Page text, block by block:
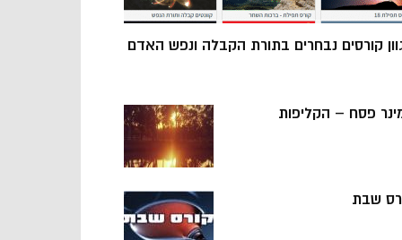
קורסים נבחרים בתורת הקבלה ונפש האדם
פסח – הקליפות
שבת